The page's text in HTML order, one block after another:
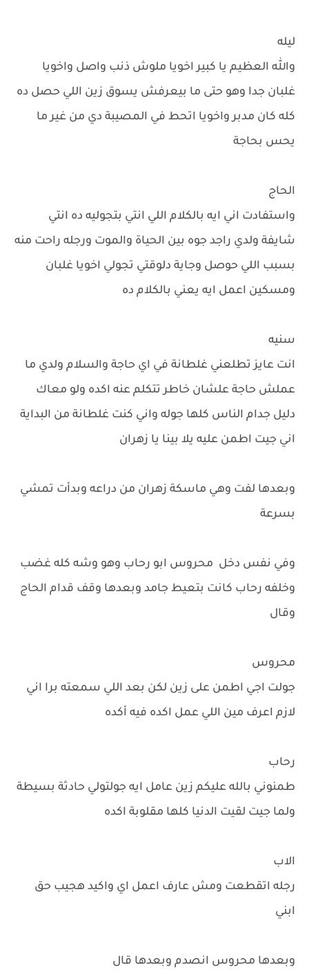
ليله
والله العظيم يا كبير اخويا ملوش ذنب واصل واخويا
غلبان جدا وهو حتى ما بيعرفش يسوق زين اللي حصل ده
كله كان مدبر واخويا اتحط في المصيبة دي من غير ما
يحس بحاجة
الحاج
واستفادت اني ايه بالكلام اللي انتي بتجوليه ده انتي
شايفة ولدي راجد جوه بين الحياة والموت ورجله راحت منه
بسبب اللي حوصل وجاية دلوقتي تجولي اخويا غلبان
ومسكين اعمل ايه يعني بالكلام ده
سنيه
انت عايز تطلعني غلطانة في اي حاجة والسلام ولدي ما
عملش حاجة علشان خاطر تتكلم عنه اكده ولو معاك
دليل جدام الناس كلها جوله واني كنت غلطانة من البداية
اني جيت اطمن عليه يلا بينا يا زهران
وبعدها لفت وهي ماسكة زهران من دراعه وبدأت تمشي
بسرعة
وفي نفس دخل محروس ابو رحاب وهو وشه كله غضب
وخلفه رحاب كانت بتعيط جامد وبعدها وقف قدام الحاج
وقال
محروس
جولت اجي اطمن على زين لكن بعد اللي سمعته برا اني
لازم اعرف مين اللي عمل اكده فيه أكده
رحاب
طمنوني بالله عليكم زين عامل ايه جولتولي حادثة بسيطة
ولما جيت لقيت الدنيا كلها مقلوبة اكده
الاب
رجله اتقطعت ومش عارف اعمل اي واكيد هجيب حق
ابني
وبعدها محروس انصدم وبعدها قال